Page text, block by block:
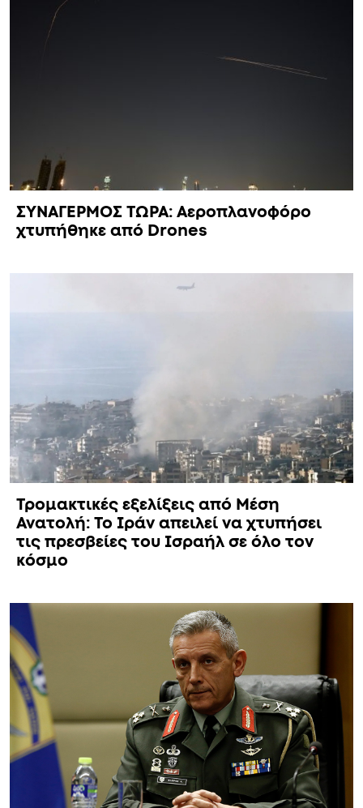
ΣΥΝΑΓΕΡΜΟΣ ΤΩΡΑ: Αεροπλανοφόρο
χτυπήθηκε από Drones
Τρομακτικές εξελίξεις από Μέση
Ανατολή: Το Ιράν απειλεί να χτυπήσει
τις πρεσβείες του Ισραήλ σε όλο τον
κόσμο